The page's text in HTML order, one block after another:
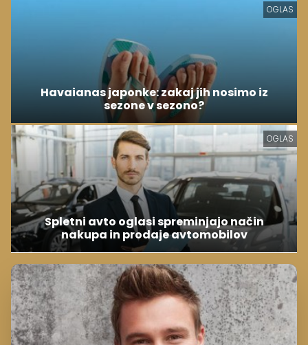
OGLAS
Havaianas japonke: zakaj jih nosimo iz
sezone v sezono?
OGLAS
Spletni avto oglasi spreminjajo način
nakupa in prodaje avtomobilov